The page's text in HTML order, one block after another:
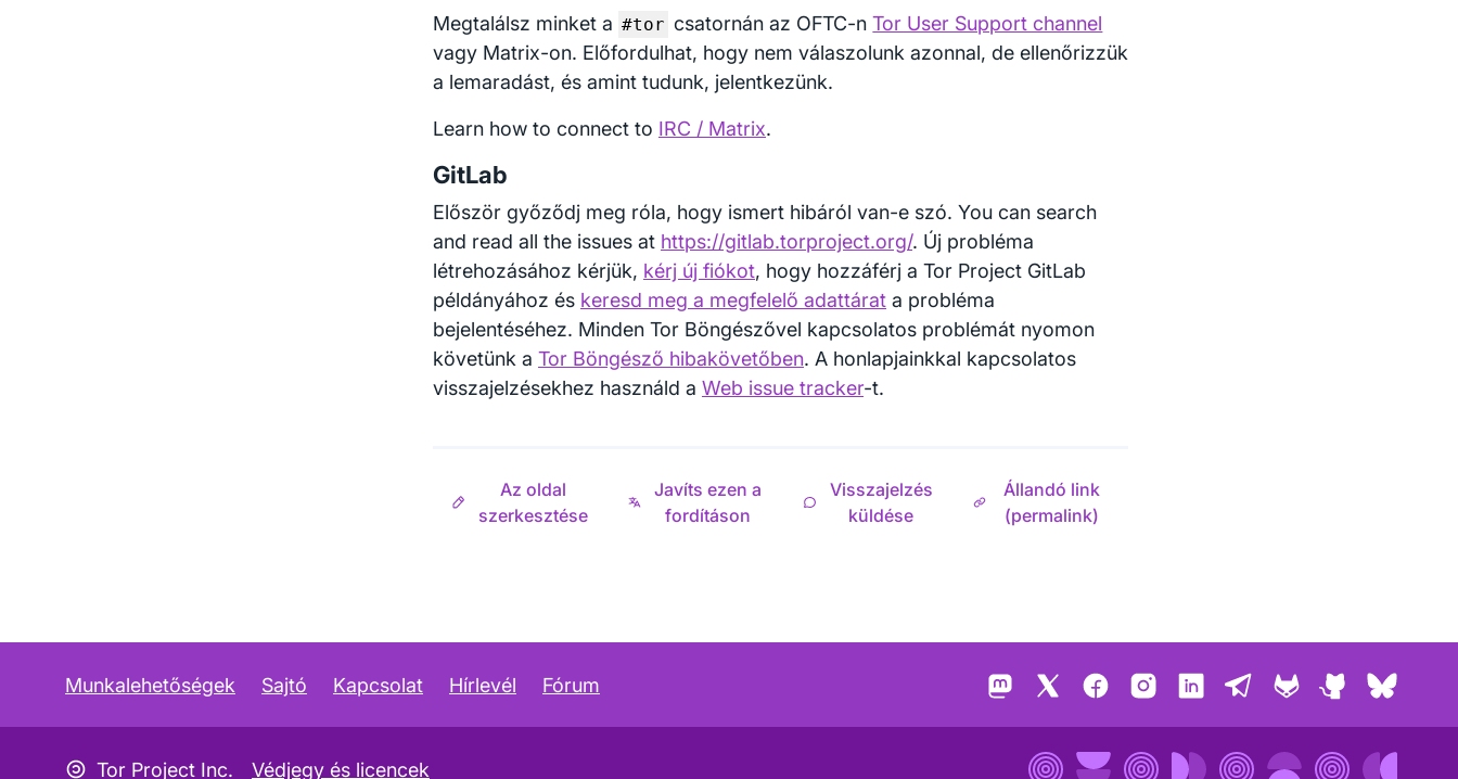
Megtalálsz minket a #tor csatornán az OFTC-nTor User Support channel
vagy Matrix-on. Előfordulhat, hogy nem válaszolunk azonnal, de ellenőrizzük
a lemaradást, és amint tudunk, jelentkezünk.
Learn how to connect to IRC / Matrix.
GitLab
Először győződj meg róla, hogy ismert hibáról van-e szó. You can search
and read all the issues at https://gitlab.torproject.org/. Új probléma
létrehozásához kérjük, kérj új fiókot, hogy hozzáférj a Tor Project GitLab
példányához és keresd meg a megfelelő adattárat a probléma
bejelentéséhez. Minden Tor Böngészővel kapcsolatos problémát nyomon
követünk a Tor Böngésző hibakövetőben. A honlapjainkkal kapcsolatos
visszajelzésekhez használd a Web issue tracker-t.
Az oldal
szerkesztése
Javíts ezen a
fordításon
Visszajelzés
küldése
Állandó link
(permalink)
Munkalehetőségek Sajtó Kapcsolat Hírlevél Fórum Mastodon FacebookInstagramLinkedInTelegram
GitLab GitHub
Copyleft ikon
Tor Project Inc. Védjegy és licencek